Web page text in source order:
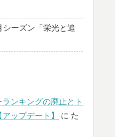
シーズン「栄光と追
ランキングの廃止とト
ップデート】
に た